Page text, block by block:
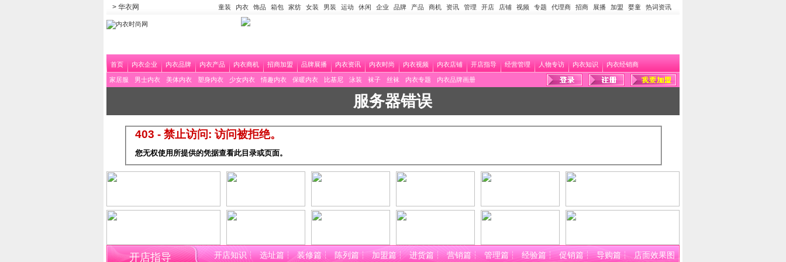
> 华衣网 童装 内衣 饰品 箱包 家纺 女装 男装 运动 休闲 企业 品牌 产品 商机 资讯 管理 开店 店铺 视频 专题 代理商 招商 展播 加盟 婴童 热词资讯
首页 内衣企业 内衣品牌 内衣产品 内衣商机 招商加盟 品牌展播 内衣资讯 内衣时尚 内衣视频 内衣店铺 开店指导 经营管理 人物专访 内衣知识 内衣经销商
家居服 男士内衣 美体内衣 塑身内衣 少女内衣 情趣内衣 保暖内衣 比基尼 泳装 袜子 丝袜 内衣专题 内衣品牌画册
服务器错误
403 - 禁止访问: 访问被拒绝。
您无权使用所提供的凭据查看此目录或页面。
开店指导 开店知识┆ 选址篇┆ 装修篇┆ 陈列篇┆ 加盟篇┆ 进货篇┆ 营销篇┆ 管理篇┆ 经验篇┆ 促销篇┆ 导购篇 ┆ 店面效果图